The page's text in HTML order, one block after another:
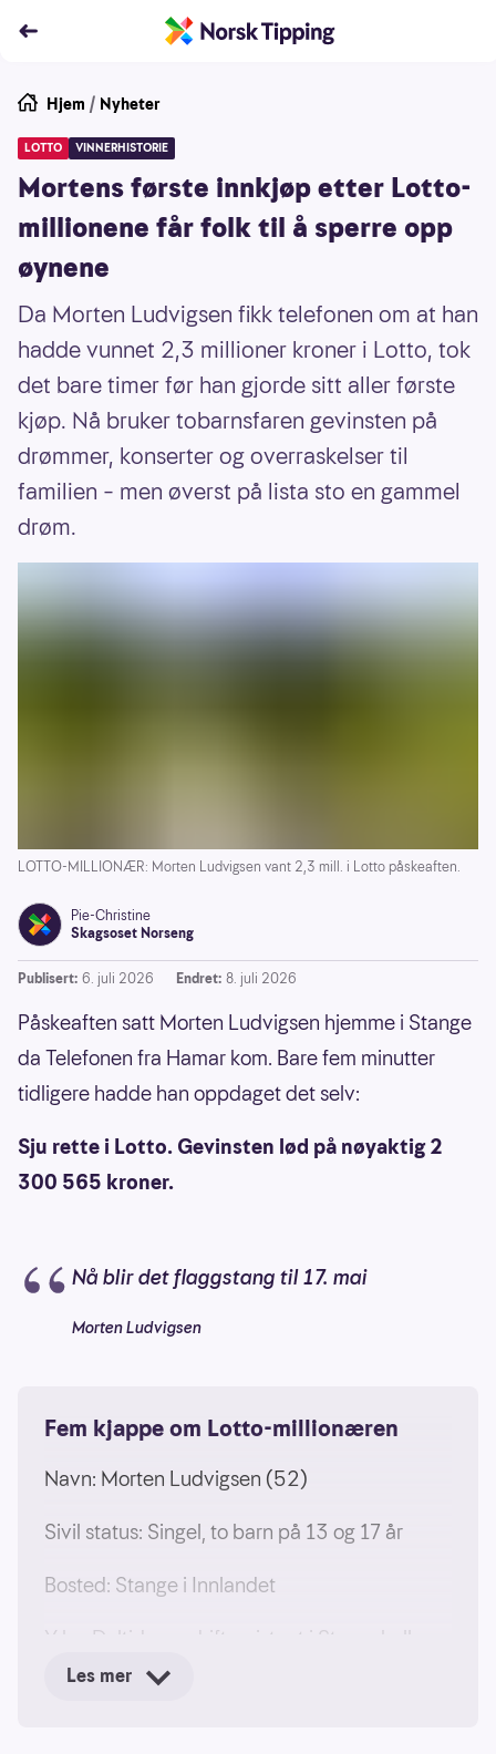
Hjem / Nyheter
LOTTO VINNERHISTORIE
Mortens første innkjøp etter Lotto-
millionene får folk til å sperre opp
øynene
Da Morten Ludvigsen fikk telefonen om at han
hadde vunnet 2,3 millioner kroner i Lotto, tok
det bare timer før han gjorde sitt aller første
kjøp. Nå bruker tobarnsfaren gevinsten på
drømmer, konserter og overraskelser til
familien – men øverst på lista sto en gammel
drøm.
LOTTO-MILLIONÆR: Morten Ludvigsen vant 2,3 mill. i Lotto påskeaften.
Pie-Christine
Skagsoset Norseng
Publisert: 6. juli 2026 Endret: 8. juli 2026
Påskeaften satt Morten Ludvigsen hjemme i Stange
da Telefonen fra Hamar kom. Bare fem minutter
tidligere hadde han oppdaget det selv:
Sju rette i Lotto. Gevinsten lød på nøyaktig 2
300 565 kroner.
Nå blir det flaggstang til 17. mai
Morten Ludvigsen
Fem kjappe om Lotto-millionæren
Navn: Morten Ludvigsen (52)
Sivil status: Singel, to barn på 13 og 17 år
Bosted: Stange i Innlandet
Yrke: Deltid som driftassistent i Stangehallen
Vant: 2,3 mill. i Lotto, påskeaften 2026
Les mer